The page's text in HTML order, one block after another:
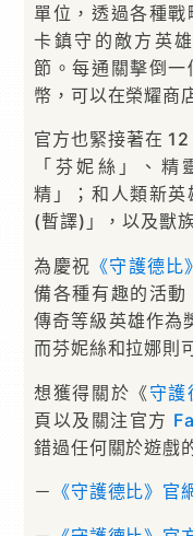
單位，透過各種
卡鎮守的敵方英
節。每通關擊倒
幣，可以在榮耀商
官方也緊接著在
「芬妮絲」、
精」；和人類新
(暫譯)」，以及獸
為慶祝 《守護德比》
備各種有趣的活
傳奇等級英雄作為
而芬妮絲和拉娜則
想獲得關於《守護
頁以及關注官方
錯過任何關於遊戲
－ 《守護德比》官